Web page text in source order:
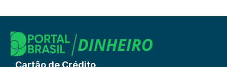
Cartão de Crédito